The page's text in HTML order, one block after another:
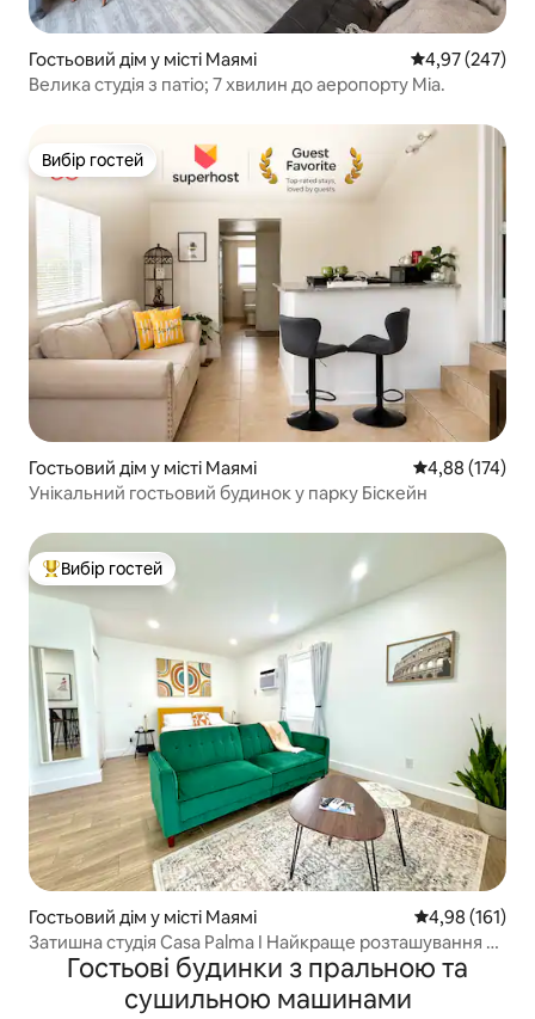
Гостьовий дім у місті Маямі Середня
4,97 (247)
Велика студія з патіо; 7 хвилин до аеропорту Міа.
Вибір гостей
Вибір гостей
Гостьовий дім у місті Маямі Середня
4,88 (174)
Унікальний гостьовий будинок у парку Біскейн
Топ вибір гостей
Вибір гостей
Гостьовий дім у місті Маямі Середня
4,98 (161)
Затишна студія Casa Palma I Найкраще розташування +
Безкоштовне паркування
Гостьові будинки з пральною та
сушильною машинами